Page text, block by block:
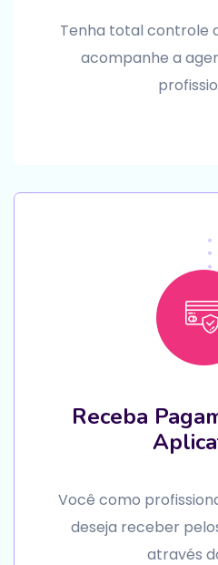
Tenha total controle
acompanhe a
Receba
Você como
deseja receber
através